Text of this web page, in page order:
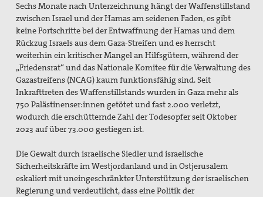
Sechs Monate nach Unterzeichnung hängt der Waffenstillstand
zwischen Israel und der Hamas am seidenen Faden, es gibt
keine Fortschritte bei der Entwaffnung der Hamas und dem
Rückzug Israels aus dem Gaza-Streifen und es herrscht
weiterhin ein kritischer Mangel an Hilfsgütern, während der
„Friedensrat“ und das Nationale Komitee für die Verwaltung des
Gazastreifens (NCAG) kaum funktionsfähig sind. Seit
Inkrafttreten des Waffenstillstands wurden in Gaza mehr als
750 Palästinenser:innen getötet und fast 2.000 verletzt,
wodurch die erschütternde Zahl der Todesopfer seit Oktober
2023 auf über 73.000 gestiegen ist.
Die Gewalt durch israelische Siedler und israelische
Sicherheitskräfte im Westjordanland und in Ostjerusalem
eskaliert mit uneingeschränkter Unterstützung der israelischen
Regierung und verdeutlicht, dass eine Politik der